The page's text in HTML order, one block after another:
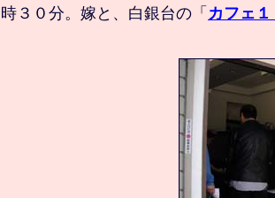
３０分。嫁と、白銀台の「 カフェ１